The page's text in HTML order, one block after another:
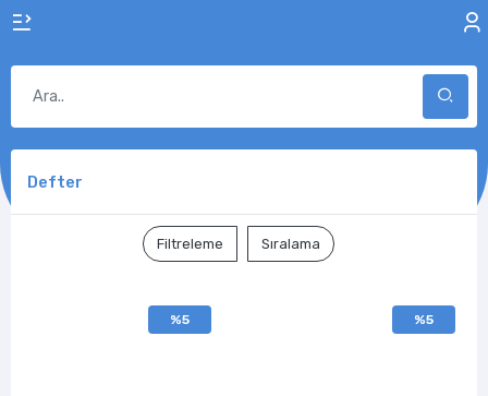
Defter
Filtreleme Sıralama
%5 %5